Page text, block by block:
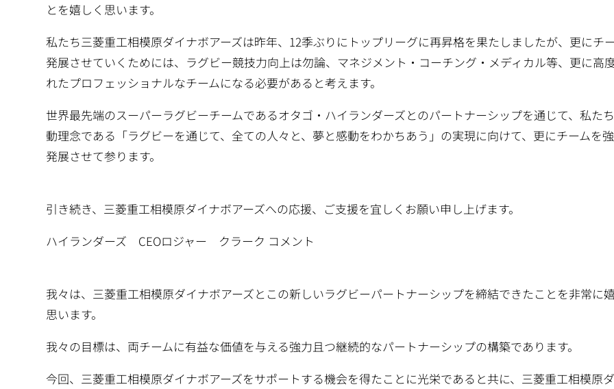
とを嬉しく思います。
私たち三菱重工相模原ダイナボアーズは昨年、12季ぶりにトップリーグに再昇格を果たしましたが、更にチ
発展させていくためには、ラグビー競技力向上は勿論、マネジメント・コーチング・メディカル等、更に高
れたプロフェッショナルなチームになる必要があると考えます。
世界最先端のスーパーラグビーチームであるオタゴ・ハイランダーズとのパートナーシップを通じて、私た
動理念である「ラグビーを通じて、全ての人々と、夢と感動をわかちあう」の実現に向けて、更にチームを
発展させて参ります。
引き続き、三菱重工相模原ダイナボアーズへの応援、ご支援を宜しくお願い申し上げます。
ハイランダーズ CEOロジャー クラーク コメント
我々は、三菱重工相模原ダイナボアーズとこの新しいラグビーパートナーシップを締結できたことを非常に
思います。
我々の目標は、両チームに有益な価値を与える強力且つ継続的なパートナーシップの構築であります。
今回、三菱重工相模原ダイナボアーズをサポートする機会を得たことに光栄であると共に、三菱重工相模原